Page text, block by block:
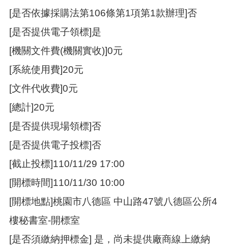
[是否依據採購法第106條第1項第1款辦理]否
[是否提供電子領標]是
[機關文件費(機關實收)]0元
[系統使用費]20元
[文件代收費]0元
[總計]20元
[是否提供現場領標]否
[是否提供電子投標]否
[截止投標]110/11/29 17:00
[開標時間]110/11/30 10:00
[開標地點]桃園市八德區 中山路47號八德區公所4
樓秘書室-開標室
[是否須繳納押標金] 是，尚未提供廠商線上繳納